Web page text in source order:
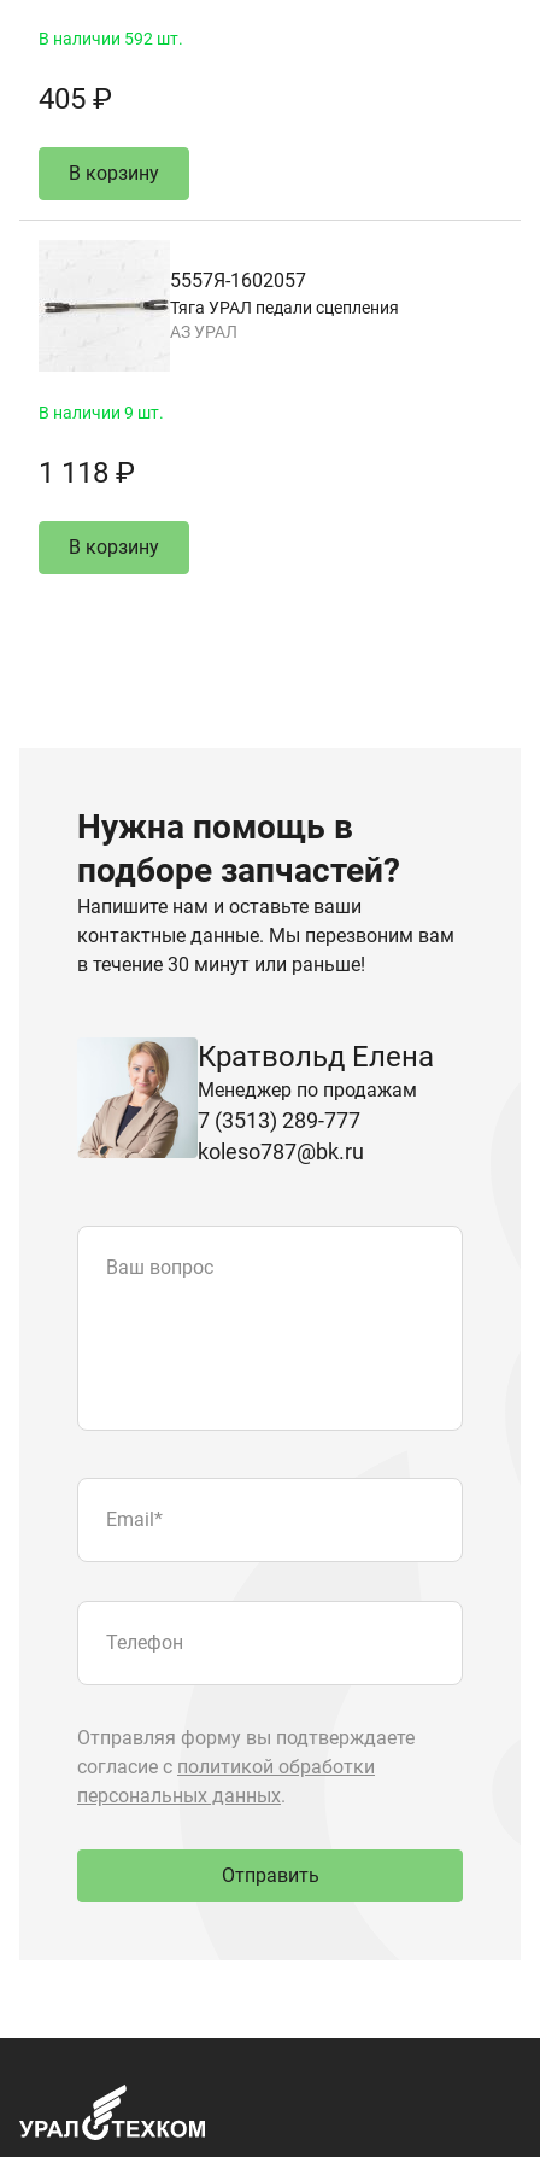
В наличии 592 шт.
405 ₽
В корзину
5557Я-1602057
Тяга УРАЛ педали сцепления
АЗ УРАЛ
В наличии 9 шт.
1 118 ₽
В корзину
Нужна помощь в
подборе запчастей?
Напишите нам и оставьте ваши
контактные данные. Мы перезвоним вам
в течение 30 минут или раньше!
Кратвольд Елена
Менеджер по продажам
7 (3513) 289-777
koleso787@bk.ru
Ваш вопрос
Запчасти Урал
Запчасти Камаз
Спецпредложения
Доставка и оплата